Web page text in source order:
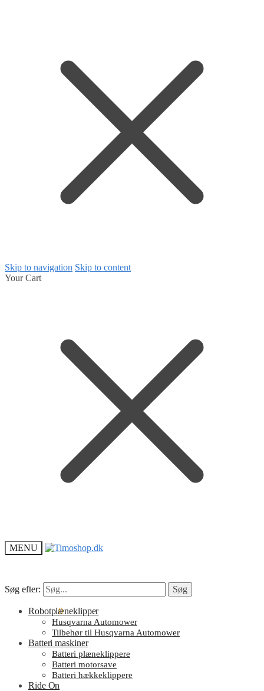
Skip to navigation Skip to content
Your Cart
MENU
Søg efter: Søg
kr.0.00 0
Søg efter: Søg
Robotplæneklipper
Husqvarna Automower
Tilbehør til Husqvarna Automower
Batteri maskiner
Batteri plæneklippere
Batteri motorsave
Batteri hækkeklippere
Ride On